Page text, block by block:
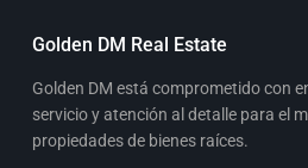
Golden DM Real Estate
Golden DM está comprometido con
servicio y atención al detalle para el
propiedades de bienes raíces.